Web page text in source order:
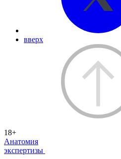
вверх
18+
Анатомия
экспертизы